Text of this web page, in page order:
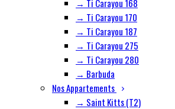
→ Ti Carayou 168
→ Ti Carayou 170
→ Ti Carayou 187
→ Ti Carayou 275
→ Ti Carayou 280
→ Barbuda
Nos Appartements
→ Saint Kitts (T2)